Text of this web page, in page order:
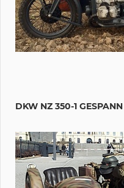
DKW NZ 350-1 GESPANN